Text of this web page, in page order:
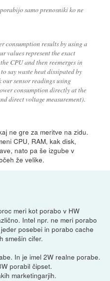
samo prenosniki ko ne
consumption results by using a
values represent the exact
CPU and then reemerges in
say waste heat dissipated by
our sensor readings using
consumption directly at the
direct voltage measurement).
ne gre za meritve na zidu.
CPU, RAM, kak disk,
nato pa še izgube v
že velike.
meri kot porabo v HW
Intel npr. ne meri porabo
posebei in porabo cache
smešin cifer.
In je imel 2W realne porabe.
porabil čipset.
marketingarjih.